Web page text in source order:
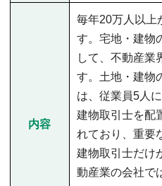
内容
毎年20万人以上
す。宅地・建物
して、不動産業
す。土地・建物
は、従業員5人
建物取引士を配
れており、重要
建物取引士だけ
動産業の会社で